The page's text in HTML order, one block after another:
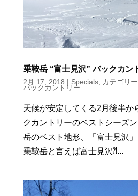
乗鞍岳 “富士見沢” バックカン
2月 17, 2018 | Specials, カテゴリ
バックカントリー
天候が安定してくる2月後半か
クカントリーのベストシーズ
岳のベスト地形、「富士見沢
乗鞍岳と言えば富士見沢⁈...